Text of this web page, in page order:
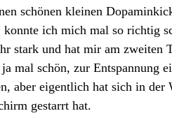
schönen kleinen
ich mich mal so richtig
stark und hat mir am zweiten
mal schön, zur Entspannung
aber eigentlich hat sich in
gestarrt hat.